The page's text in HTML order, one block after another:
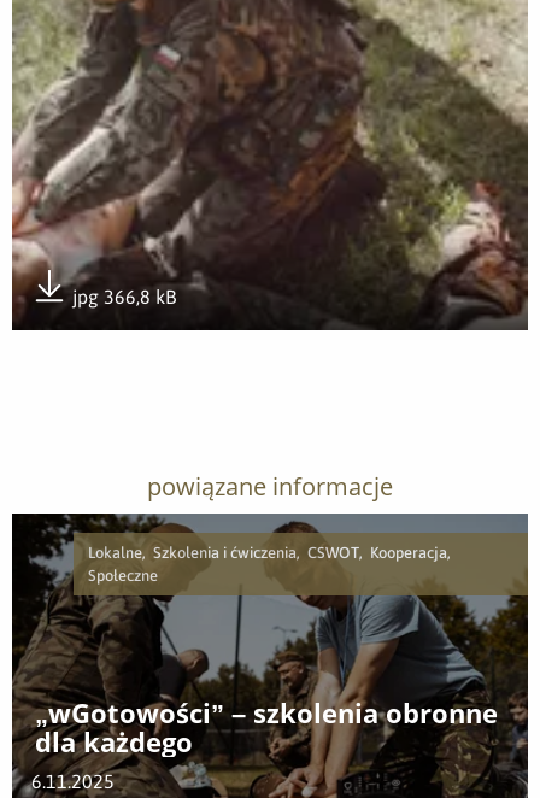
jpg 366,8 kB
powiązane informacje
Lokalne, Szkolenia i ćwiczenia, CSWOT, Kooperacja,
Społeczne
„wGotowości” – szkolenia obronne
dla każdego
6.11.2025